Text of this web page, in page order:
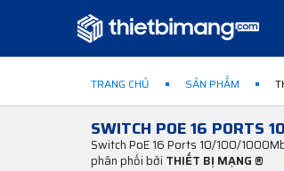
TRANG CHỦ SẢN PHẨM
SWITCH POE 16 PORTS
Switch PoE 16 Ports 10/100/
phân phối bởi THIẾT BỊ MẠNG ®